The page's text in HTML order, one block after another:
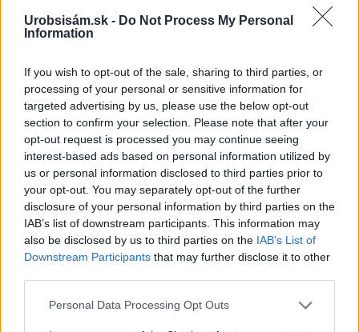
Urobsisám.sk - Do Not Process My Personal
Information
If you wish to opt-out of the sale, sharing to third parties, or
processing of your personal or sensitive information for
targeted advertising by us, please use the below opt-out
section to confirm your selection. Please note that after your
opt-out request is processed you may continue seeing
interest-based ads based on personal information utilized by
us or personal information disclosed to third parties prior to
your opt-out. You may separately opt-out of the further
disclosure of your personal information by third parties on the
IAB’s list of downstream participants. This information may
also be disclosed by us to third parties on the IAB’s List of
Downstream Participants that may further disclose it to other
Please note that this website/app uses one or more Google
Personal Data Processing Opt Outs
Prečo z okna robia radiátor a ako to vyriešiť za pár eur?
Ja som to riešil tieniacimi závesmi v interieri.Je to
pohoda.
Vnútorné žalúzie sú v 40-stupňových horúčavách pasca:
Prečo z okna robia radiátor a ako to vyriešiť za pár eur?
Akurát ten problém doma riešime na oknách z južnej
strany. Pravdepodobne pôjdeme do vonkajšieho
tienenia na spôsob markízy 250x150cm. Čínsky
predajcovia idú okolo 100 eur kus.
Nekupujte drahé lapače: Vyrobte si za 5 minút domácu
pascu na osy a sršne, ktorá ich nepustí von
Bros sprej necaka kym osa vypije moje pivo. Zaroven
nasmrdi cele hniezdo a neostane tam nic zive. Vasa
pasca naucinke moc efektivne. Skor pritiahne slimaky
Viete, kedy použiť akú maltu? Spoznajte rozdiely, ktoré
vám ušetria čas v stavebninách aj pri práci
Ten článok mal takú výpovednú hodnotu ako učivo pre
3 ročník základnej školy. To fakt? AI alebo nejaka kniha
z VŠ? Dnešné rychlotvrdnuce malty - pevnosť 40 Mpa a
doba schnutia tak 15 minut , k tomu vodotesné s
Záhradné ležadlá v obchodoch sú predražené. Toto si
pevnosti. Autor si nedal veľa námahy s remeselným